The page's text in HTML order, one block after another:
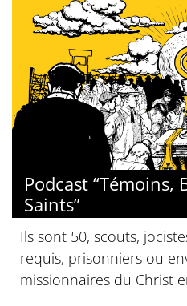
Podcast “Témoins,
Saints”
Ils sont 50, scouts,
requis, prisonniers ou
missionnaires du Christ